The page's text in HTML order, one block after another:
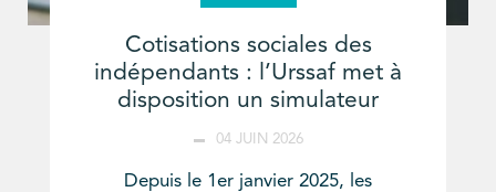
Cotisations sociales des
indépendants : l’Urssaf met à
disposition un simulateur
04 JUIN 2026
Depuis le 1er janvier 2025, les